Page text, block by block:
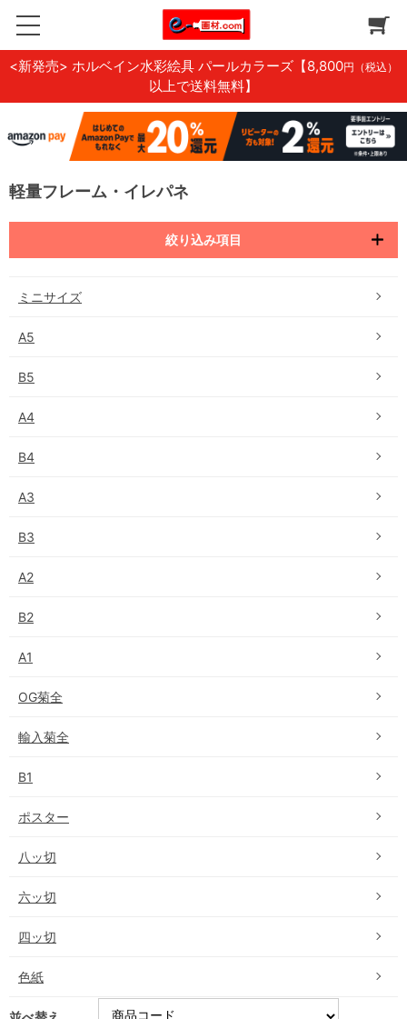
<新発売> ホルベイン水彩絵具 パールカラーズ 【8,800円（税込）
以上で送料無料】
軽量フレーム・イレパネ
絞り込み項目
ミニサイズ
A5
B5
A4
B4
A3
B3
A2
B2
A1
OG菊全
輸入菊全
B1
ポスター
八ッ切
六ッ切
四ッ切
色紙